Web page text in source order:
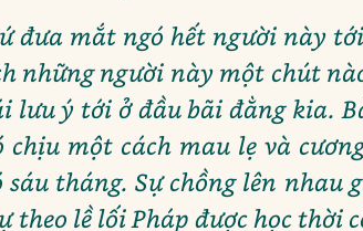
đưa mắt ngó hết người này
những người này một chút
lưu ý tới ở đầu bãi đằng kia.
chịu một cách mau lẹ và
tháng. Sự chồng lên
theo lề lối Pháp được học thời